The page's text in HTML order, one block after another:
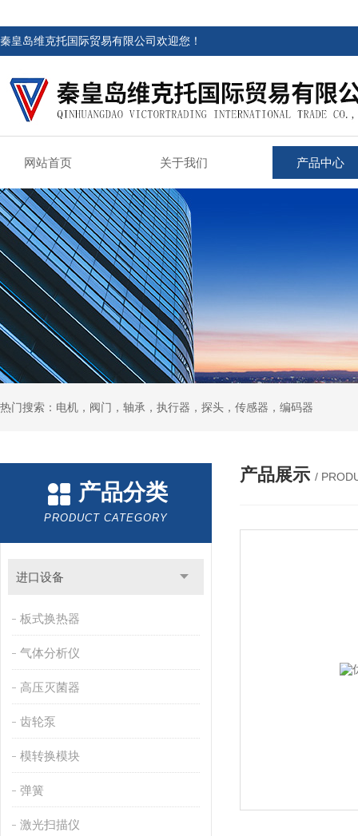
秦皇岛维克托国际贸易有限公司欢迎您！
网站首页 关于我们 产品中心
热门搜索：电机，阀门，轴承，执行器，探头，传感器，编码器
产品分类
PRODUCT CATEGORY
进口设备
板式换热器
气体分析仪
高压灭菌器
齿轮泵
模转换模块
弹簧
激光扫描仪
产品展示 /